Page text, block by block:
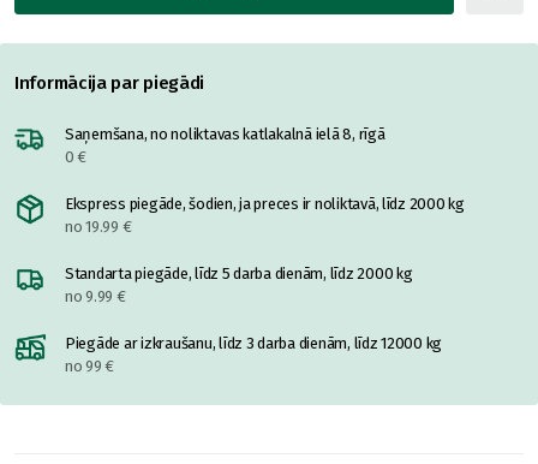
Informācija par piegādi
Saņemšana, no noliktavas katlakalnā ielā 8, rīgā
0 €
Ekspress piegāde, šodien, ja preces ir noliktavā, līdz 2000 kg
no 19.99 €
Standarta piegāde, līdz 5 darba dienām, līdz 2000 kg
no 9.99 €
Piegāde ar izkraušanu, līdz 3 darba dienām, līdz 12000 kg
no 99 €